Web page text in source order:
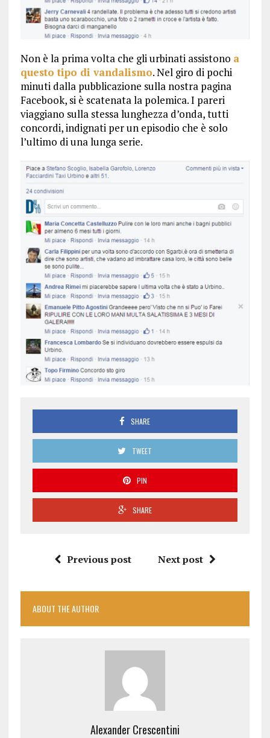
Non è la prima volta che gli urbinati assistono a
questo tipo di vandalismo. Nel giro di pochi
minuti dalla pubblicazione sulla nostra pagina
Facebook, si è scatenata la polemica. I pareri
viaggiano sulla stessa lunghezza d’onda, tutti
concordi, indignati per un episodio che è solo
l’ultimo di una lunga serie.
SHARE
TWEET
PIN
SHARE
Previous post Next post
ABOUT THE AUTHOR
Alexander Crescentini